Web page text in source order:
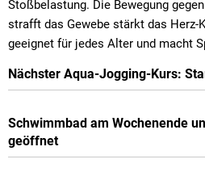
Stoßbelastung. Die Bewegung
strafft das Gewebe stärkt das Herz-
geeignet für jedes Alter und macht
Nächster Aqua-Jogging-Kurs:
Schwimmbad am Wochenende
geöffnet